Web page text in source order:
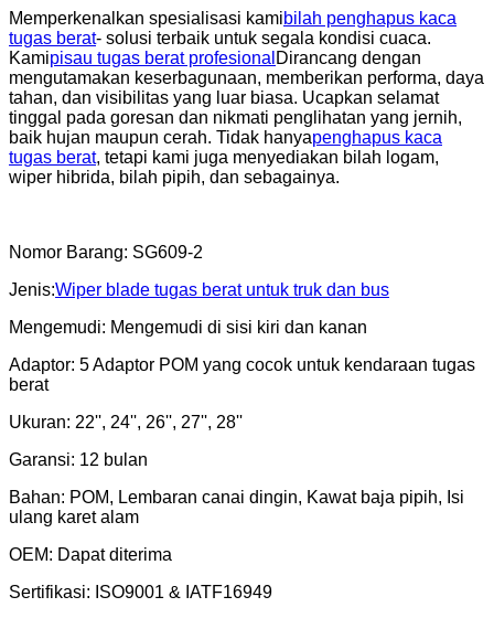
Memperkenalkan spesialisasi kamibilah penghapus kaca
tugas berat- solusi terbaik untuk segala kondisi cuaca.
Kamipisau tugas berat profesional Dirancang dengan
mengutamakan keserbagunaan, memberikan performa, daya
tahan, dan visibilitas yang luar biasa. Ucapkan selamat
tinggal pada goresan dan nikmati penglihatan yang jernih,
baik hujan maupun cerah. Tidak hanyapenghapus kaca
tugas berat, tetapi kami juga menyediakan bilah logam,
wiper hibrida, bilah pipih, dan sebagainya.
Nomor Barang: SG609-2
Jenis:Wiper blade tugas berat untuk truk dan bus
Mengemudi: Mengemudi di sisi kiri dan kanan
Adaptor: 5 Adaptor POM yang cocok untuk kendaraan tugas
berat
Ukuran: 22'', 24'', 26'', 27'', 28''
Garansi: 12 bulan
Bahan: POM, Lembaran canai dingin, Kawat baja pipih, Isi
ulang karet alam
OEM: Dapat diterima
Sertifikasi: ISO9001 & IATF16949